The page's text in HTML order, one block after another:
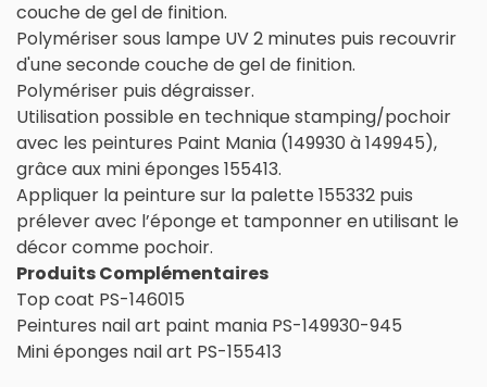
couche de gel de finition.
Polymériser sous lampe UV 2 minutes puis recouvrir
d'une seconde couche de gel de finition.
Polymériser puis dégraisser.
Utilisation possible en technique stamping/pochoir
avec les peintures Paint Mania (149930 à 149945),
grâce aux mini éponges 155413.
Appliquer la peinture sur la palette 155332 puis
prélever avec l’éponge et tamponner en utilisant le
décor comme pochoir.
Produits Complémentaires
Top coat PS-146015
Peintures nail art paint mania PS-149930-945
Mini éponges nail art PS-155413